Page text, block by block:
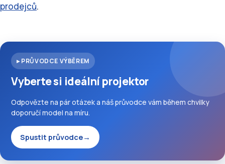
prodejců.
▸ PRŮVODCE VÝBĚREM
Vyberte si ideální projektor
Odpovězte na pár otázek a náš průvodce vám během chvilky
doporučí model na míru.
Spustit průvodce→